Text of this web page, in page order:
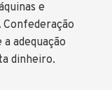
de
20 da
e
adequação
dinheiro.